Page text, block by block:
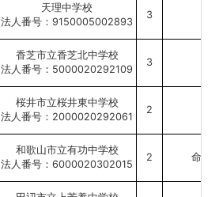
天理中学校
法人番号：9150005002893
3
香芝市立香芝北中学校
法人番号：5000020292109
3
桜井市立桜井東中学校
法人番号：2000020292061
2
和歌山市立有功中学校
法人番号：6000020302015
2 命を